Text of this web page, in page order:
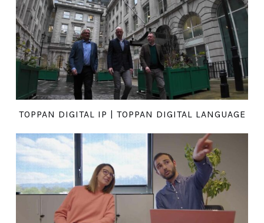
TOPPAN DIGITAL IP | TOPPAN DIGITAL LANGUAGE